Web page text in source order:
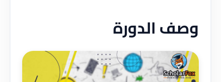
وصف الدورة